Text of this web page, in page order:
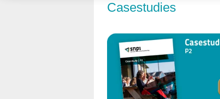
Casestudies